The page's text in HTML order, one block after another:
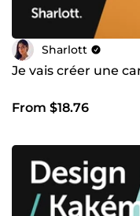
Sharlott
Je vais créer une
From $18.76